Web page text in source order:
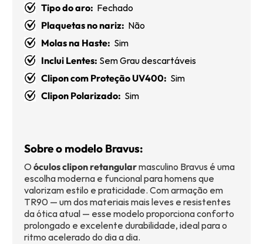
Tipo do aro: Fechado
Plaquetas no nariz: Não
Molas na Haste: Sim
Inclui Lentes: Sem Grau descartáveis
Clipon com Proteção UV400: Sim
Clipon Polarizado: Sim
Sobre o modelo Bravus:
O óculos clipon retangularmasculino Bravus é uma
escolha moderna e funcional para homens que
valorizam estilo e praticidade. Com armação em
TR90 — um dos materiais mais leves e resistentes
da ótica atual — esse modelo proporciona conforto
prolongado e excelente durabilidade, ideal para o
ritmo acelerado do dia a dia.